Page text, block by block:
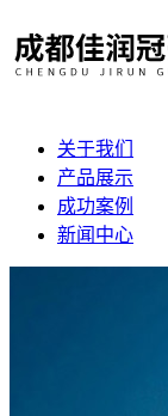
关于我们
产品展示
成功案例
新闻中心